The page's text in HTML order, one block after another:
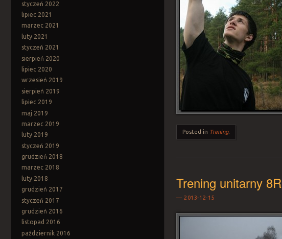
styczeń 2022
lipiec 2021
marzec 2021
luty 2021
styczeń 2021
sierpień 2020
lipiec 2020
wrzesień 2019
sierpień 2019
lipiec 2019
maj 2019
marzec 2019
luty 2019
styczeń 2019
grudzień 2018
marzec 2018
luty 2018
grudzień 2017
styczeń 2017
grudzień 2016
listopad 2016
październik 2016
Posted in Trening.
Trening unitarny 8R
2013-12-15